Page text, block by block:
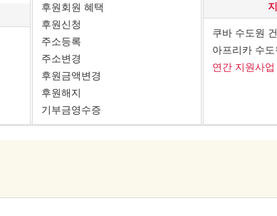
후원회원 혜택
후원신청
주소등록
주소변경
후원금액변경
후원해지
기부금영수증
쿠바 수도원
아프리카 수도
연간 지원사업